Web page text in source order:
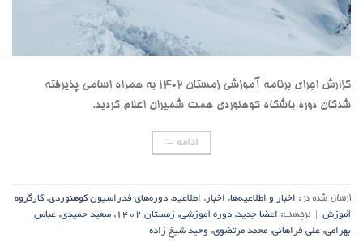
گزارش اجرای برنامه آموزشی زمستان 1402 به همراه اسامی پذیرفته
شدگان دوره باشگاه کوهنوردی همت شمیران اعلام گردید.
ادامه →
ارسال شده در : اخبار و اطلاعیه‌ها, اخبار , اطلاعیه, دوره‌های فدراسیون کوهنوردی, کارگروه
آموزش
برچسب: اعضا جدید, دوره آموزشی, زمستان 1402 , سعید حمیدی, عباس
بهرامی, علی فراهانی, محمد مرتضوی, وحید شیخ زاده